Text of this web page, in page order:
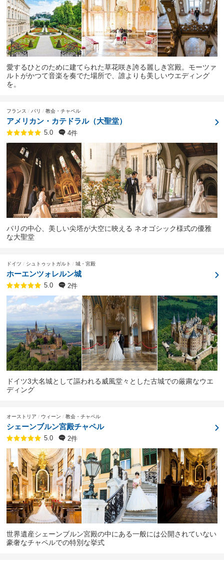
愛するひとのために建てられた草花咲き誇る麗しき宮殿。モーツァ
ルトがかつて音楽を奏でた場所で、誰よりも美しいウエディング
を。
フランス パリ 教会・チャペル
アメリカン・カテドラル（大聖堂）
5.0 4件
パリの中心、美しい尖塔が大空に映える ネオゴシック様式の優雅
な大聖堂
ドイツ シュトゥットガルト 城・宮殿
ホーエンツォレルン城
5.0 2件
ドイツ3大名城として謳われる威風堂々とした古城での厳粛なウエ
ディング
オーストリア ウィーン 教会・チャペル
シェーンブルン宮殿チャペル
5.0 2件
世界遺産シェーンブルン宮殿の中にある一般には公開されていない
豪奢なチャペルでの特別な挙式